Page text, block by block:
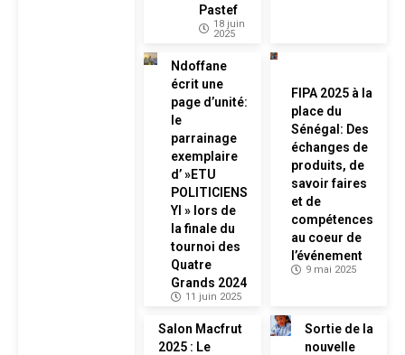
Pastef
18 juin
2025
Ndoffane
écrit une
page d’unité:
le
parrainage
exemplaire
d’ »ETU
POLITICIENS
YI » lors de
la finale du
tournoi des
Quatre
Grands 2024
11 juin 2025
FIPA 2025 à la
place du
Sénégal: Des
échanges de
produits, de
savoir faires
et de
compétences
au coeur de
l’événement
9 mai 2025
Salon Macfrut
2025 : Le
Sortie de la
nouvelle